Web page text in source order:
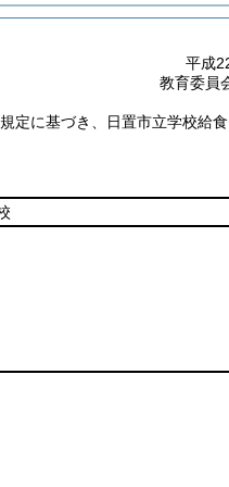
平成
教育委員
定に基づき、日置市立学校給